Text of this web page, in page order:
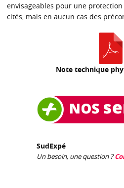
envisageables pour une
cités, mais en aucun cas des
Note technique
SudExpé
Un besoin, une question ?